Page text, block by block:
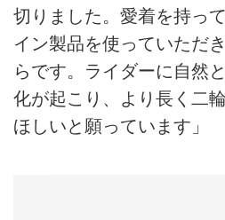
切りました。愛着を持っ
イン製品を使っていただ
らです。ライダーに自然
化が起こり、より長く二
ほしいと願っています」